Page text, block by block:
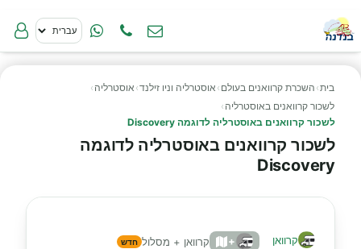
בית› השכרת קרוואנים בעולם › אוסטרליה וניו זילנד› אוסטרליה ›
לשכור קרוואנים באוסטרליה ›
לשכור קרוואנים באוסטרליה לדוגמה Discovery
לשכור קרוואנים באוסטרליה לדוגמה
Discovery
קרוואן + קרוואן + מסלול חדש